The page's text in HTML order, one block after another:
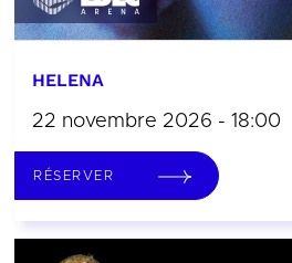
HELENA
22 novembre 2026 - 18:00
RÉSERVER